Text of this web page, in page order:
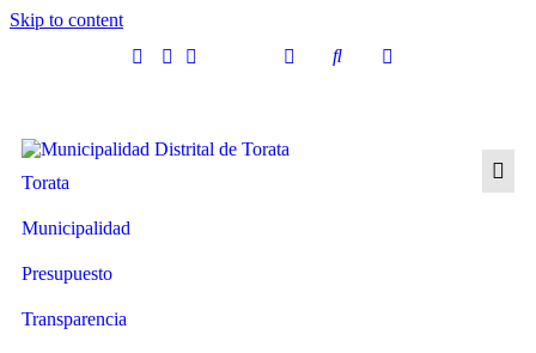
Skip to content
Torata
Municipalidad
Presupuesto
Transparencia